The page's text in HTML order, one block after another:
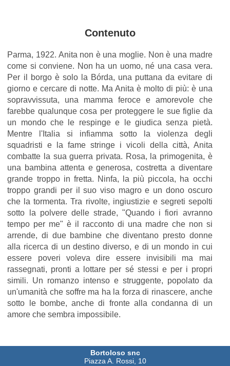
Contenuto
Parma, 1922. Anita non è una moglie. Non è una madre
come si conviene. Non ha un uomo, né una casa vera.
Per il borgo è solo la Bórda, una puttana da evitare di
giorno e cercare di notte. Ma Anita è molto di più: è una
sopravvissuta, una mamma feroce e amorevole che
farebbe qualunque cosa per proteggere le sue figlie da
un mondo che le respinge e le giudica senza pietà.
Mentre l'Italia si infiamma sotto la violenza degli
squadristi e la fame stringe i vicoli della città, Anita
combatte la sua guerra privata. Rosa, la primogenita, è
una bambina attenta e generosa, costretta a diventare
grande troppo in fretta. Ninfa, la più piccola, ha occhi
troppo grandi per il suo viso magro e un dono oscuro
che la tormenta. Tra rivolte, ingiustizie e segreti sepolti
sotto la polvere delle strade, "Quando i fiori avranno
tempo per me" è il racconto di una madre che non si
arrende, di due bambine che diventano presto donne
alla ricerca di un destino diverso, e di un mondo in cui
essere poveri voleva dire essere invisibili ma mai
rassegnati, pronti a lottare per sé stessi e per i propri
simili. Un romanzo intenso e struggente, popolato da
un'umanità che soffre ma ha la forza di rinascere, anche
sotto le bombe, anche di fronte alla condanna di un
amore che sembra impossibile.
Bortoloso snc
Piazza A. Rossi, 10